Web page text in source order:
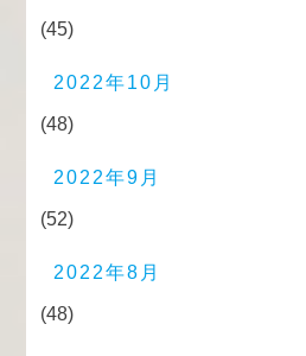
(45)
2022年10月
(48)
2022年9月
(52)
2022年8月
(48)